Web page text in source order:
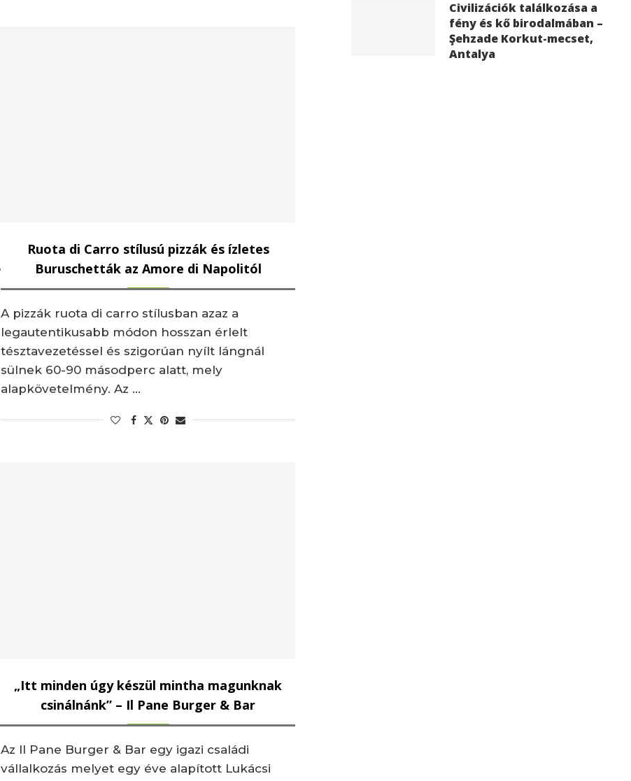
Ruota di Carro stílusú pizzák és ízletes
Buruschetták az Amore di Napolitól
A pizzák ruota di carro stílusban azaz a
legautentikusabb módon hosszan érlelt
tésztavezetéssel és szigorúan nyílt lángnál
sülnek 60-90 másodperc alatt, mely
alapkövetelmény. Az …
„Itt minden úgy készül mintha magunknak
csinálnánk” – Il Pane Burger & Bar
Az Il Pane Burger & Bar egy igazi családi
vállalkozás melyet egy éve alapított Lukácsi
Civilizációk találkozása a
fény és kő birodalmában –
Şehzade Korkut-mecset,
Antalya